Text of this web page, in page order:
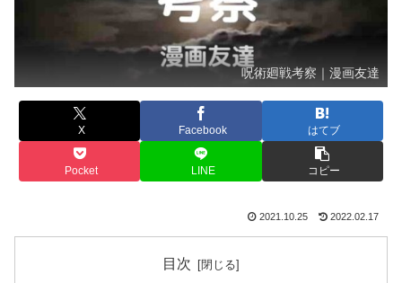
呪術廻戦考察｜漫画友達
X Facebook はてブ
Pocket LINE コピー
2021.10.25 2022.02.17
目次